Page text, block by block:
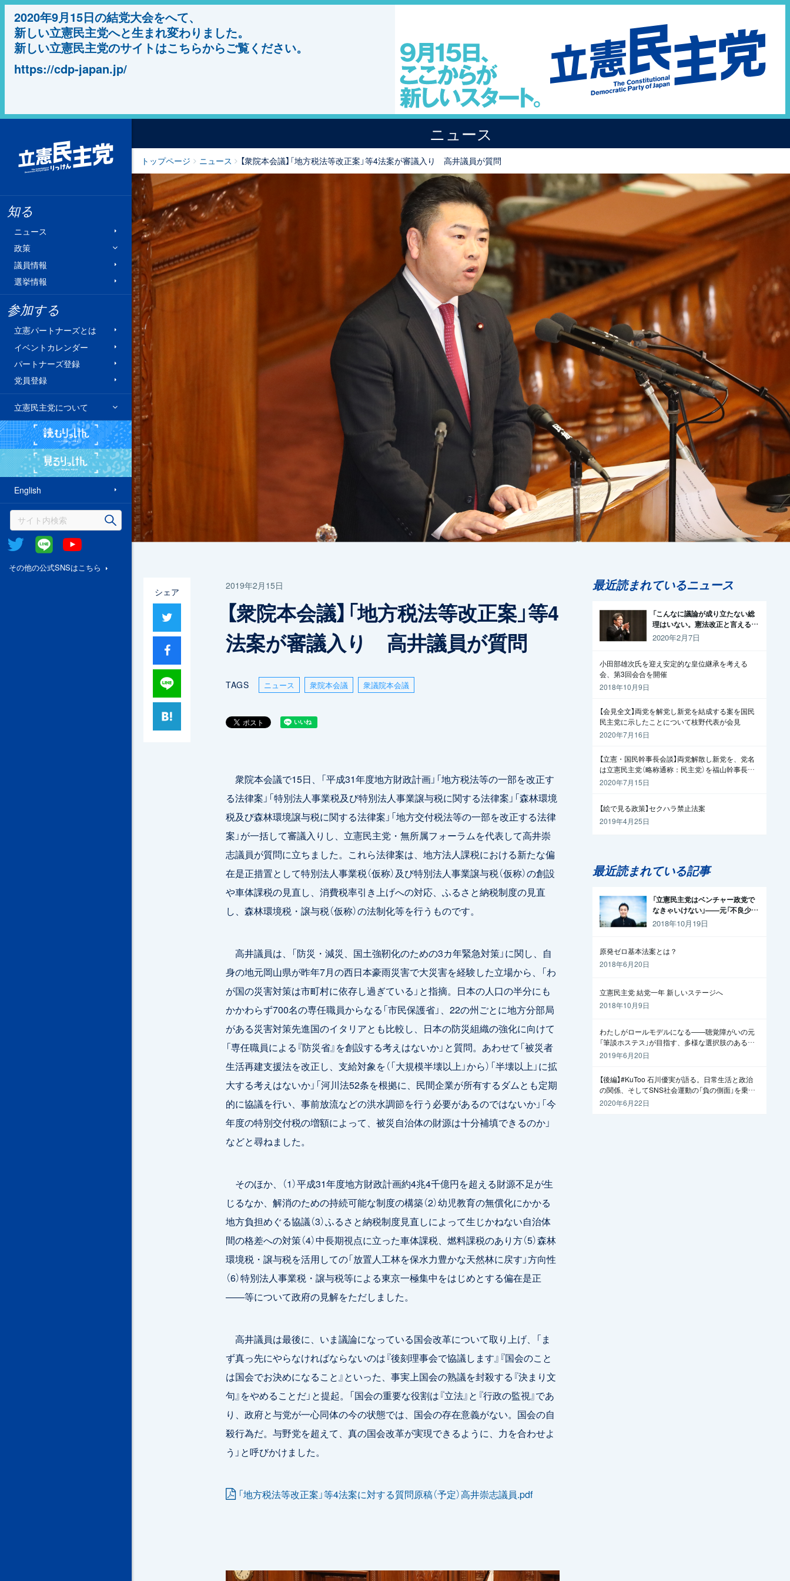
2020年9月15日の結党大会をへて、
新しい立憲民主党へと生まれ変わりました。
新しい立憲民主党のサイトはこちらからご覧ください。
https://cdp-japan.jp/
知る
ニュース
政策
議員情報
選挙情報
参加する
立憲パートナーズとは
イベントカレンダー
パートナーズ登録
党員登録
立憲民主党について
見るりっけん
English
Twitter @Line
その他の公式SNSはこちら
ニュース
トップページ ニュース 【衆院本会議】「地方税法等改正案」等4法案が審議入り 高井議員が質問
シェア
2019年2月15日
【衆院本会議】「地方税法等改正案」等4
法案が審議入り 高井議員が質問
TAGS ニュース 衆院本会議 衆議院本会議
衆院本会議で15日、「平成31年度地方財政計画」「地方税法等の一部を改正す
る法律案」「特別法人事業税及び特別法人事業譲与税に関する法律案」「森林環境
税及び森林環境譲与税に関する法律案」「地方交付税法等の一部を改正する法律
案」が一括して審議入りし、立憲民主党・無所属フォーラムを代表して高井崇
志議員が質問に立ちました。これら法律案は、地方法人課税における新たな偏
在是正措置として特別法人事業税（仮称）及び特別法人事業譲与税（仮称）の創設
や車体課税の見直し、消費税率引き上げへの対応、ふるさと納税制度の見直
し、森林環境税・譲与税（仮称）の法制化等を行うものです。
高井議員は、「防災・減災、国土強靭化のための3カ年緊急対策」に関し、自
身の地元岡山県が昨年7月の西日本豪雨災害で大災害を経験した立場から、「わ
が国の災害対策は市町村に依存し過ぎている」と指摘。日本の人口の半分にも
かかわらず700名の専任職員からなる「市民保護省」、22の州ごとに地方分部局
がある災害対策先進国のイタリアとも比較し、日本の防災組織の強化に向けて
「専任職員による『防災省』を創設する考えはないか」と質問。あわせて「被災者
生活再建支援法を改正し、支給対象を（「大規模半壊以上」から）「半壊以上」に拡
大する考えはないか」「河川法52条を根拠に、民間企業が所有するダムとも定期
的に協議を行い、事前放流などの洪水調節を行う必要があるのではないか」「今
年度の特別交付税の増額によって、被災自治体の財源は十分補填できるのか」
などと尋ねました。
そのほか、（1）平成31年度地方財政計画約4兆4千億円を超える財源不足が生
じるなか、解消のための持続可能な制度の構築（2）幼児教育の無償化にかかる
地方負担めぐる協議（3）ふるさと納税制度見直しによって生じかねない自治体
間の格差への対策（4）中長期視点に立った車体課税、燃料課税のあり方（5）森林
環境税・譲与税を活用しての「放置人工林を保水力豊かな天然林に戻す」方向性
（6）特別法人事業税・譲与税等による東京一極集中をはじめとする偏在是正
――等について政府の見解をただしました。
高井議員は最後に、いま議論になっている国会改革について取り上げ、「ま
ず真っ先にやらなければならないのは『後刻理事会で協議します』『国会のこと
は国会でお決めになること』といった、事実上国会の熟議を封殺する『決まり文
句』をやめることだ」と提起。「国会の重要な役割は『立法』と『行政の監視』であ
り、政府と与党が一心同体の今の状態では、国会の存在意義がない。国会の自
殺行為だ。与野党を超えて、真の国会改革が実現できるように、力を合わせよ
う」と呼びかけました。
「地方税法等改正案」等4法案に対する質問原稿（予定）高井崇志議員.pdf
最近読まれているニュース
「こんなに議論が成り立たない総
理はいない。憲法改正と言える資
格がどこにある。市民と野党の力
で引きずり下ろそう」杉尾議員
2020年2月7日
小田部雄次氏を迎え安定的な皇位継承を考える
会、第3回会合を開催
2018年10月9日
【会見全文】両党を解党し新党を結成する案を国民
民主党に示したことについて枝野代表が会見
2020年7月16日
【立憲・国民幹事長会談】両党解散し新党を、党名
は立憲民主党（略称通称：民主党）を福山幹事長か
ら提案
2020年7月15日
【絵で見る政策】セクハラ禁止法案
2019年4月25日
最近読まれている記事
「立憲民主党はベンチャー政党で
なきゃいけない」——元「不良少
年」の起業家が政治家になった理
2018年10月19日
原発ゼロ基本法案とは？
2018年6月20日
立憲民主党 結党一年 新しいステージへ
2018年10月9日
わたしがロールモデルになる——聴覚障がいの元
「筆談ホステス」が目指す、多様な選択肢のある社
会
2019年6月20日
【後編】#KuToo 石川優実が語る。日常生活と政治
の関係、そしてSNS社会運動の「負の側面」を乗り
越えるには
2020年6月22日